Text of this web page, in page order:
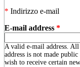
* Indirizzo e-mail
E-mail address *
A valid e-mail address.
address is not made
wish to receive certain